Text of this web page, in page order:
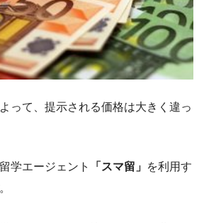
って、提示される価格は大きく違っ
学エージェント 「スマ留」 を利用す